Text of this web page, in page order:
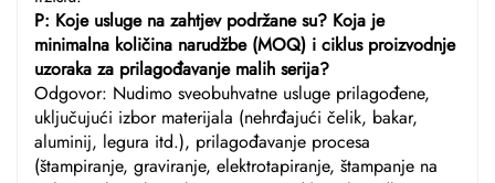
P: Koje usluge na zahtjev podržane su? Koja je
minimalna količina narudžbe (MOQ) i ciklus proizvodnje
uzoraka za prilagođavanje malih serija?
Odgovor: Nudimo sveobuhvatne usluge prilagođene,
uključujući izbor materijala (nehrđajući čelik, bakar,
aluminij, legura itd.), prilagođavanje procesa
(štampiranje, graviranje, elektrotapiranje, štampanje na